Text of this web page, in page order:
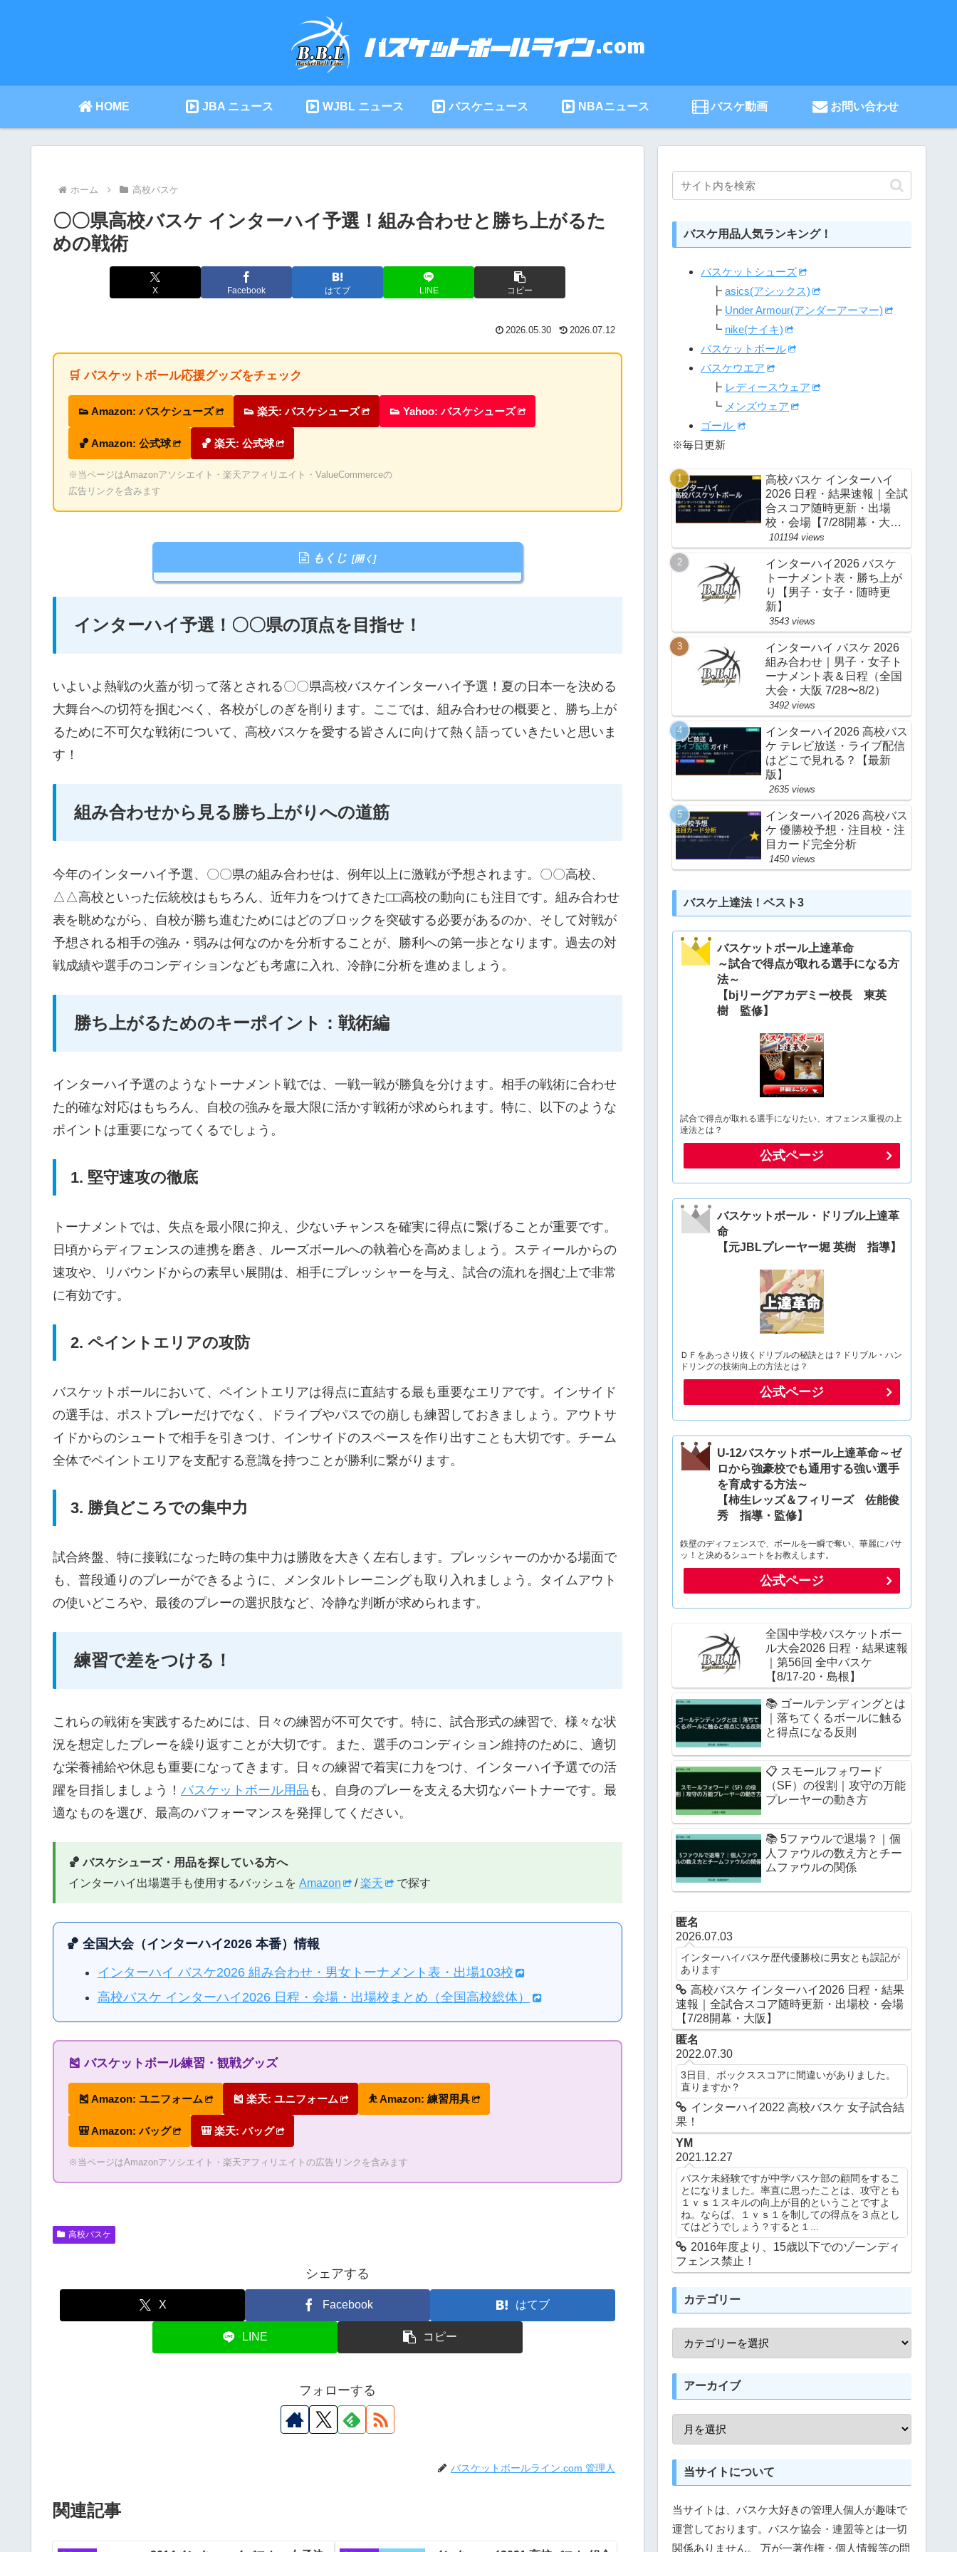
HOME JBA ニュース WJBL ニュース バスケニュース NBAニュース バスケ動画 お問い合わせ
ホーム 高校バスケ
〇〇県高校バスケ インターハイ予選！組み合わせと勝ち上がるた
めの戦術
X Facebook はてブ LINE コピー
2026.05.30 2026.07.12
🛒 バスケットボール応援グッズをチェック
👟 Amazon: バスケシューズ 👟 楽天: バスケシューズ 👟 Yahoo: バスケシューズ
🏀 Amazon: 公式球 🏀 楽天: 公式球
※当ページはAmazonアソシエイト・楽天アフィリエイト・ValueCommerceの
広告リンクを含みます
もくじ
インターハイ予選！〇〇県の頂点を目指せ！
いよいよ熱戦の火蓋が切って落とされる〇〇県高校バスケインターハイ予選！夏の日本一を決める
大舞台への切符を掴むべく、各校がしのぎを削ります。ここでは、組み合わせの概要と、勝ち上が
るために不可欠な戦術について、高校バスケを愛する皆さんに向けて熱く語っていきたいと思いま
す！
組み合わせから見る勝ち上がりへの道筋
今年のインターハイ予選、〇〇県の組み合わせは、例年以上に激戦が予想されます。〇〇高校、
△△高校といった伝統校はもちろん、近年力をつけてきた□□高校の動向にも注目です。組み合わせ
表を眺めながら、自校が勝ち進むためにはどのブロックを突破する必要があるのか、そして対戦が
予想される相手の強み・弱みは何なのかを分析することが、勝利への第一歩となります。過去の対
戦成績や選手のコンディションなども考慮に入れ、冷静に分析を進めましょう。
勝ち上がるためのキーポイント：戦術編
インターハイ予選のようなトーナメント戦では、一戦一戦が勝負を分けます。相手の戦術に合わせ
た的確な対応はもちろん、自校の強みを最大限に活かす戦術が求められます。特に、以下のような
ポイントは重要になってくるでしょう。
1. 堅守速攻の徹底
トーナメントでは、失点を最小限に抑え、少ないチャンスを確実に得点に繋げることが重要です。
日頃からディフェンスの連携を磨き、ルーズボールへの執着心を高めましょう。スティールからの
速攻や、リバウンドからの素早い展開は、相手にプレッシャーを与え、試合の流れを掴む上で非常
に有効です。
2. ペイントエリアの攻防
バスケットボールにおいて、ペイントエリアは得点に直結する最も重要なエリアです。インサイド
の選手は、ポストプレーだけでなく、ドライブやパスでの崩しも練習しておきましょう。アウトサ
イドからのシュートで相手を引きつけ、インサイドのスペースを作り出すことも大切です。チーム
全体でペイントエリアを支配する意識を持つことが勝利に繋がります。
3. 勝負どころでの集中力
試合終盤、特に接戦になった時の集中力は勝敗を大きく左右します。プレッシャーのかかる場面で
も、普段通りのプレーができるように、メンタルトレーニングも取り入れましょう。タイムアウト
の使いどころや、最後のプレーの選択肢など、冷静な判断が求められます。
練習で差をつける！
これらの戦術を実践するためには、日々の練習が不可欠です。特に、試合形式の練習で、様々な状
況を想定したプレーを繰り返すことが大切です。また、選手のコンディション維持のために、適切
な栄養補給や休息も重要になってきます。日々の練習で着実に力をつけ、インターハイ予選での活
躍を目指しましょう！ バスケットボール用品 も、自身のプレーを支える大切なパートナーです。最
適なものを選び、最高のパフォーマンスを発揮してください。
🏀 バスケシューズ・用品を探している方へ
インターハイ出場選手も使用するバッシュを Amazon /楽天 で探す
🏀 全国大会（インターハイ2026 本番）情報
インターハイ バスケ2026 組み合わせ・男女トーナメント表・出場103校
高校バスケ インターハイ2026 日程・会場・出場校まとめ（全国高校総体）
🎽 バスケットボール練習・観戦グッズ
🎽 Amazon: ユニフォーム 🎽 楽天: ユニフォーム ⛹ Amazon: 練習用具
🎒 Amazon: バッグ 🎒 楽天: バッグ
※当ページはAmazonアソシエイト・楽天アフィリエイトの広告リンクを含みます
高校バスケ
シェアする
X Facebook はてブ
LINE コピー
フォローする
バスケットボールライン.com 管理人
関連記事
バスケ用品人気ランキング！
バスケットシューズ
┣ asics(アシックス)
┣ Under Armour(アンダーアーマー)
┗ nike(ナイキ)
バスケットボール
バスケウエア
┣ レディースウェア
┗ メンズウェア
ゴール
※毎日更新
高校バスケ インターハイ
2026 日程・結果速報｜全試
合スコア随時更新・出場
校・会場【7/28開幕・大
阪】
101194 views
インターハイ2026 バスケ
トーナメント表・勝ち上が
り【男子・女子・随時更
新】
3543 views
インターハイ バスケ 2026
組み合わせ｜男子・女子ト
ーナメント表＆日程（全国
大会・大阪 7/28〜8/2）
3492 views
インターハイ2026 高校バス
ケ テレビ放送・ライブ配信
はどこで見れる？【最新
版】
2635 views
インターハイ2026 高校バス
ケ 優勝校予想・注目校・注
目カード完全分析
1450 views
バスケ上達法！ベスト3
バスケットボール上達革命
～試合で得点が取れる選手になる方
法～
【bjリーグアカデミー校長 東英
樹 監修】
試合で得点が取れる選手になりたい、オフェンス重視の上
達法とは？
公式ページ
バスケットボール・ドリブル上達革
命
【元JBLプレーヤー堀 英樹 指導】
ＤＦをあっさり抜くドリブルの秘訣とは？ドリブル・ハン
ドリングの技術向上の方法とは？
公式ページ
U-12バスケットボール上達革命～ゼ
ロから強豪校でも通用する強い選手
を育成する方法～
【柿生レッズ＆フィリーズ 佐能俊
秀 指導・監修】
鉄壁のディフェンスで、ボールを一瞬で奪い、華麗にパサ
ッ！と決めるシュートをお教えします。
公式ページ
全国中学校バスケットボー
ル大会2026 日程・結果速報
｜第56回 全中バスケ
【8/17-20・島根】
📚 ゴールテンディングとは
｜落ちてくるボールに触る
と得点になる反則
📋 スモールフォワード
（SF）の役割｜攻守の万能
プレーヤーの動き方
📚 5ファウルで退場？｜個
人ファウルの数え方とチー
ムファウルの関係
匿名
2026.07.03
インターハイバスケ歴代優勝校に男女とも誤記が
あります
高校バスケ インターハイ2026 日程・結果
速報｜全試合スコア随時更新・出場校・会場
【7/28開幕・大阪】
匿名
2022.07.30
3日目、ボックススコアに間違いがありました。
直りますか？
インターハイ2022 高校バスケ 女子試合結
果！
YM
2021.12.27
バスケ未経験ですが中学バスケ部の顧問をするこ
とになりました。率直に思ったことは、攻守とも
１ｖｓ１スキルの向上が目的ということですよ
ね。ならば、１ｖｓ１を制しての得点を３点とし
てはどうでしょう？すると１...
2016年度より、15歳以下でのゾーンディ
フェンス禁止！
カテゴリー
アーカイブ
当サイトについて
当サイトは、バスケ大好きの管理人個人が趣味で
運営しております。バスケ協会・連盟等とは一切
関係ありません。 万が一著作権・個人情報等の問